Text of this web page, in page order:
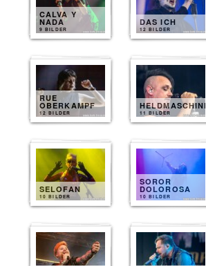
CALVA Y
NADA
9 BILDER
DAS ICH
12 BILDER
RUE
OBERKAMPF
12 BILDER
HELDMASCHINE
11 BILDER
SELOFAN
10 BILDER
SOROR
DOLOROSA
10 BILDER